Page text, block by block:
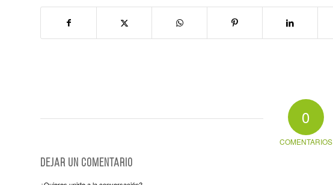
0
COMENTARIOS
Dejar un comentario